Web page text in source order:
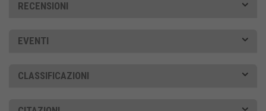
RECENSIONI
EVENTI
CLASSIFICAZIONI